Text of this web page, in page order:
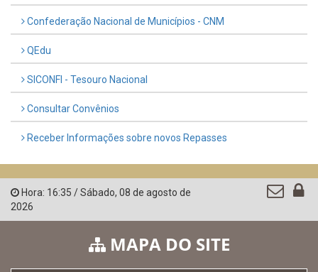
Confederação Nacional de Municípios - CNM
QEdu
SICONFI - Tesouro Nacional
Consultar Convênios
Receber Informações sobre novos Repasses
Hora: 16:35 /Sábado, 08 de agosto de
2026
MAPA DO SITE